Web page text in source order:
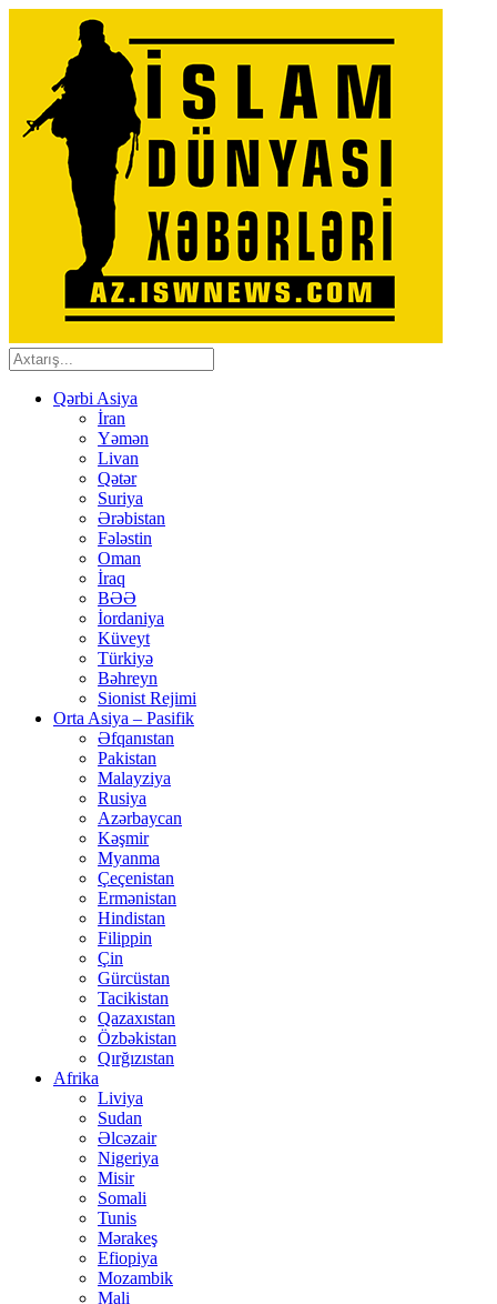
Qərbi Asiya
İran
Yəmən
Livan
Qətər
Suriya
Ərəbistan
Fələstin
Oman
İraq
BƏƏ
İordaniya
Küveyt
Türkiyə
Bəhreyn
Sionist Rejimi
Orta Asiya – Pasifik
Əfqanıstan
Pakistan
Malayziya
Rusiya
Azərbaycan
Kəşmir
Myanma
Çeçenistan
Ermənistan
Hindistan
Filippin
Çin
Gürcüstan
Tacikistan
Qazaxıstan
Özbəkistan
Qırğızıstan
Afrika
Liviya
Sudan
Əlcəzair
Nigeriya
Misir
Somali
Tunis
Mərakeş
Efiopiya
Mozambik
Mali